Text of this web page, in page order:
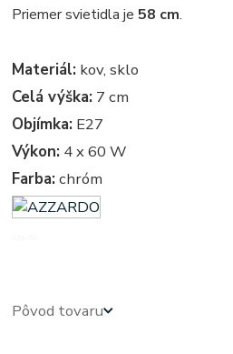
Priemer svietidla je58 cm.
Materiál: kov, sklo
Celá výška: 7 cm
Objímka: E27
Výkon: 4 x 60 W
Farba: chróm
Pôvod tovaru